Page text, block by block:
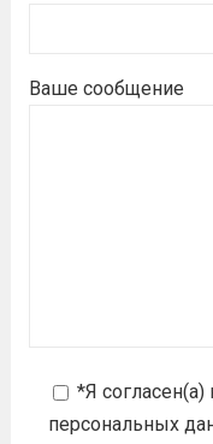
Ваше сообщение
*Я согласен(а)
персональных